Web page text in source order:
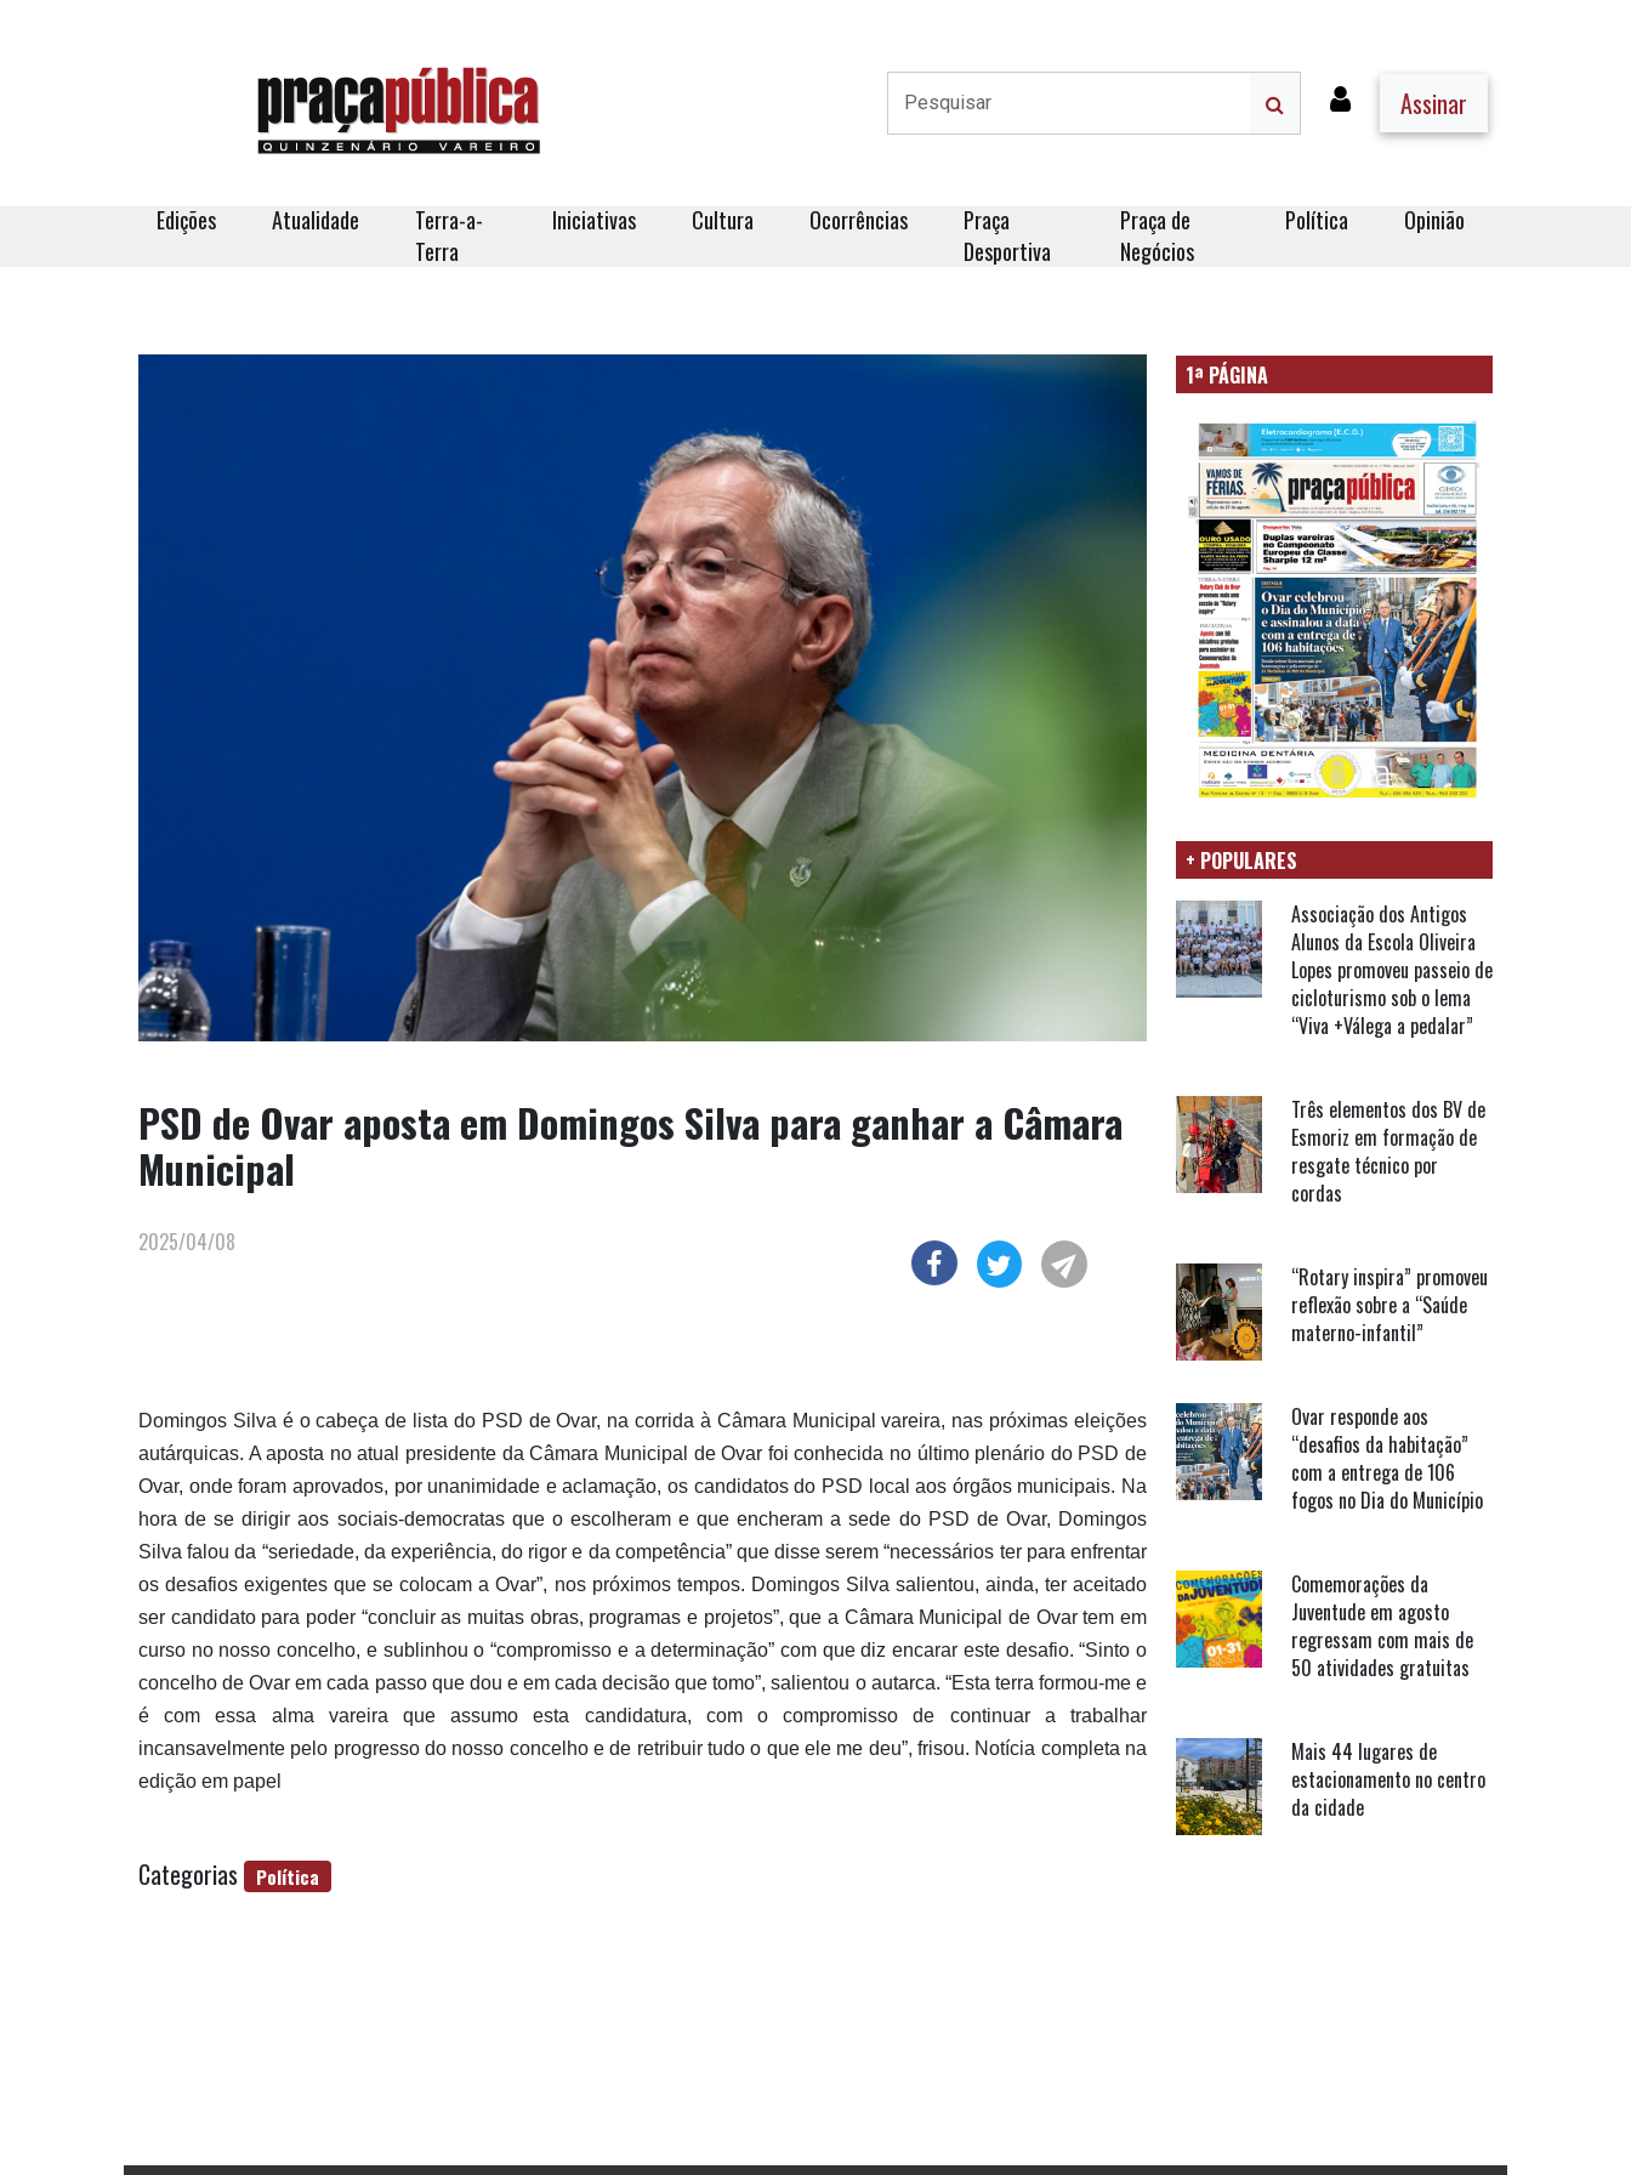
Assinar
Edições Atualidade
Terra-a-
Terra
Iniciativas Cultura Ocorrências
Praça
Desportiva
Praça de
Negócios
Política Opinião
PSD de Ovar aposta em Domingos Silva para ganhar a Câmara
Municipal
2025/04/08
Domingos Silva é o cabeça de lista do PSD de Ovar, na corrida à Câmara Municipal vareira, nas próximas eleições
autárquicas. A aposta no atual presidente da Câmara Municipal de Ovar foi conhecida no último plenário do PSD de
Ovar, onde foram aprovados, por unanimidade e aclamação, os candidatos do PSD local aos órgãos municipais. Na
hora de se dirigir aos sociais-democratas que o escolheram e que encheram a sede do PSD de Ovar, Domingos
Silva falou da “seriedade, da experiência, do rigor e da competência” que disse serem “necessários ter para enfrentar
os desafios exigentes que se colocam a Ovar”, nos próximos tempos. Domingos Silva salientou, ainda, ter aceitado
ser candidato para poder “concluir as muitas obras, programas e projetos”, que a Câmara Municipal de Ovar tem em
curso no nosso concelho, e sublinhou o “compromisso e a determinação” com que diz encarar este desafio. “Sinto o
concelho de Ovar em cada passo que dou e em cada decisão que tomo”, salientou o autarca. “Esta terra formou-me e
é com essa alma vareira que assumo esta candidatura, com o compromisso de continuar a trabalhar
incansavelmente pelo progresso do nosso concelho e de retribuir tudo o que ele me deu”, frisou. Notícia completa na
edição em papel
Categorias Política
1ª PÁGINA
+ POPULARES
Associação dos Antigos
Alunos da Escola Oliveira
Lopes promoveu passeio de
cicloturismo sob o lema
“Viva +Válega a pedalar”
Três elementos dos BV de
Esmoriz em formação de
resgate técnico por
cordas
“Rotary inspira” promoveu
reflexão sobre a “Saúde
materno-infantil”
Ovar responde aos
“desafios da habitação”
com a entrega de 106
fogos no Dia do Município
Comemorações da
Juventude em agosto
regressam com mais de
50 atividades gratuitas
Mais 44 lugares de
estacionamento no centro
da cidade